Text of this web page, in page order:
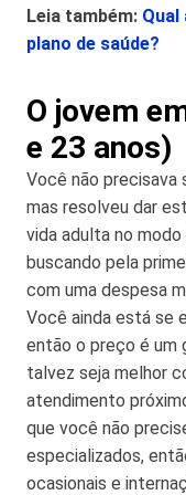
Leia também:
plano de saúde?
O jovem
e 23 anos)
Você não precisava
mas resolveu dar
vida adulta no
buscando pela
com uma despesa
Você ainda está se
então o preço é um
talvez seja melhor
atendimento
que você não
especializados,
ocasionais e